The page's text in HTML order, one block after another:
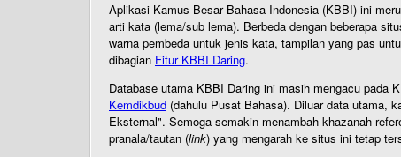
Aplikasi Kamus Besar Bahasa Indonesia (KBBI) ini
arti kata (lema/sub lema). Berbeda dengan beberapa
warna pembeda untuk jenis kata, tampilan yang pas
dibagian Fitur KBBI Daring.
Database utama KBBI Daring ini masih mengacu pada
Kemdikbud (dahulu Pusat Bahasa). Diluar data utama,
Eksternal". Semoga semakin menambah khazanah
pranala/tautan (link) yang mengarah ke situs ini tetap